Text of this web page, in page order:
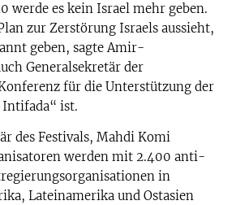
werde es kein Israel mehr geben.
zur Zerstörung Israels aussieht,
geben, sagte Amir-
Generalsekretär der
für die Unterstützung der
Intifada“ ist.
des Festivals, Mahdi Komi
werden mit 2.400 anti-
in
Lateinamerika und Ostasien